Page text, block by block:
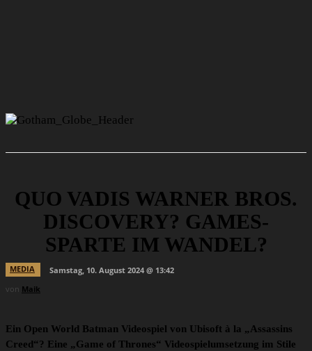
QUO VADIS WARNER BROS.
DISCOVERY? GAMES-
SPARTE IM WANDEL?
MEDIA
Samstag, 10. August 2024 @ 13:42
von Maik
Ein Open World Batman Videospiel von Ubisoft à la „Assassins
Creed“? Eine „Game of Thrones“ Videospielumsetzung im Stile